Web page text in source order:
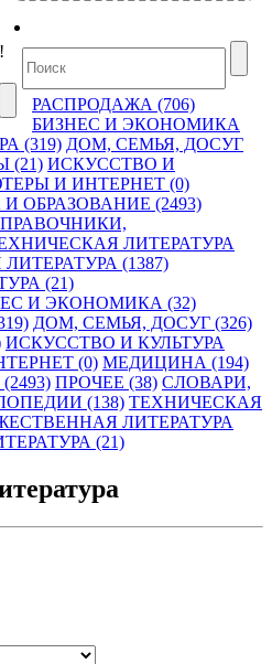
РАСПРОДАЖА (706)
БИЗНЕС И ЭКОНОМИКА
(319) ДОМ, СЕМЬЯ, ДОСУГ
(21) ИСКУССТВО И
И ИНТЕРНЕТ (0)
ОБРАЗОВАНИЕ (2493)
ЛИТЕРАТУРА
(1387)
(21)
И ЭКОНОМИКА (32)
ДОМ, СЕМЬЯ, ДОСУГ (326)
ИСКУССТВО И КУЛЬТУРА
(0) МЕДИЦИНА (194)
ПРОЧЕЕ (38) СЛОВАРИ,
(138) ТЕХНИЧЕСКАЯ
ЛИТЕРАТУРА
(21)